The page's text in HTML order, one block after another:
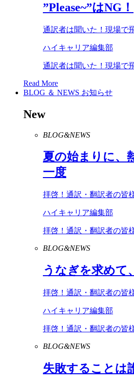
”Please~”はNG ！
通訳者は聞いた！現場で
ハイキャリア編集部
通訳者は聞いた！現場で
Read More
BLOG ＆ NEWS お知らせ
New
BLOG&NEWS
夏の始まりに、
一度
拝啓！通訳・翻訳者の皆
ハイキャリア編集部
拝啓！通訳・翻訳者の皆
BLOG&NEWS
うなぎを求めて
拝啓！通訳・翻訳者の皆
ハイキャリア編集部
拝啓！通訳・翻訳者の皆
BLOG&NEWS
失敗することは